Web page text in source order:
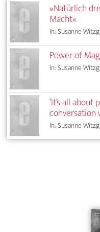
»Natürlich
Macht«
In: Susanne
Power of
In: Susanne
‘It’s all about
conversation
In: Susanne